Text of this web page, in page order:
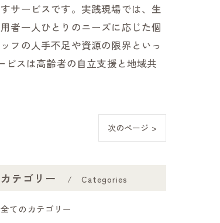
サービスです。実践現場では、生
者一人ひとりのニーズに応じた個
フの人手不足や資源の限界といっ
スは高齢者の自立支援と地域共
次のページ >
カテゴリー Categories
全てのカテゴリー